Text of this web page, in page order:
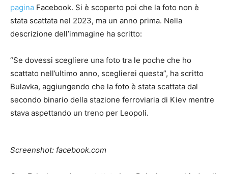
pagina Facebook. Si è scoperto poi che la foto non è
stata scattata nel 2023, ma un anno prima. Nella
descrizione dell’immagine ha scritto:
“Se dovessi scegliere una foto tra le poche che ho
scattato nell’ultimo anno, sceglierei questa”, ha scritto
Bulavka, aggiungendo che la foto è stata scattata dal
secondo binario della stazione ferroviaria di Kiev mentre
stava aspettando un treno per Leopoli.
Screenshot: facebook.com